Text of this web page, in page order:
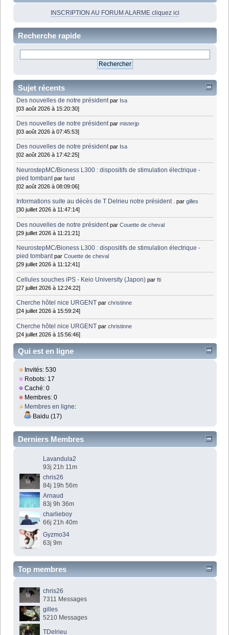
INSCRIPTION AU FORUM ALARME cliquez ici
Recherche rapide
Sujet récents
Des nouvelles de notre président par Isa
[03 août 2026 à 15:20:30]
Des nouvelles de notre président parmisterjp
[03 août 2026 à 07:45:53]
Des nouvelles de notre président par Isa
[02 août 2026 à 17:42:25]
NeurostepMC/Bioness L300 : dispositifs de stimulation électrique -
pied tombant parfarid
[02 août 2026 à 08:09:06]
Informations suite au décès de T Delrieu notre président . pargilles
[30 juillet 2026 à 11:47:14]
Des nouvelles de notre président parCouette de cheval
[29 juillet 2026 à 11:21:21]
NeurostepMC/Bioness L300 : dispositifs de stimulation électrique -
pied tombant parCouette de cheval
[29 juillet 2026 à 11:12:41]
Cellules souches iPS - Keio University (Japon) parfti
[27 juillet 2026 à 12:24:22]
Cherche hôtel nice URGENT parchristinne
[24 juillet 2026 à 15:59:24]
Cherche hôtel nice URGENT parchristinne
[24 juillet 2026 à 15:56:46]
Qui est en ligne
Invités: 530
Robots: 17
Caché: 0
Membres: 0
Membres en ligne:
Baidu (17)
Derniers Membres
Lavandula2
93j 21h 11m
chris26
84j 19h 56m
Arnaud
83j 9h 36m
charlieboy
66j 21h 40m
Gyzmo34
63j 9m
Top membres
chris26
7311 Messages
gilles
5210 Messages
TDelrieu